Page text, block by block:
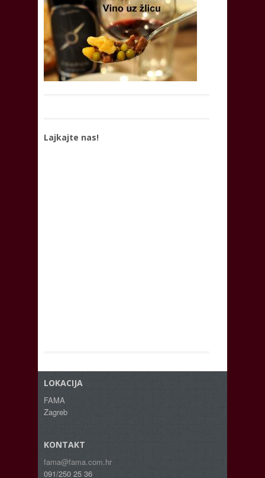
Lajkajte nas!
LOKACIJA
FAMA
Zagreb
KONTAKT
fama@fama.com.hr
091/250 25 36